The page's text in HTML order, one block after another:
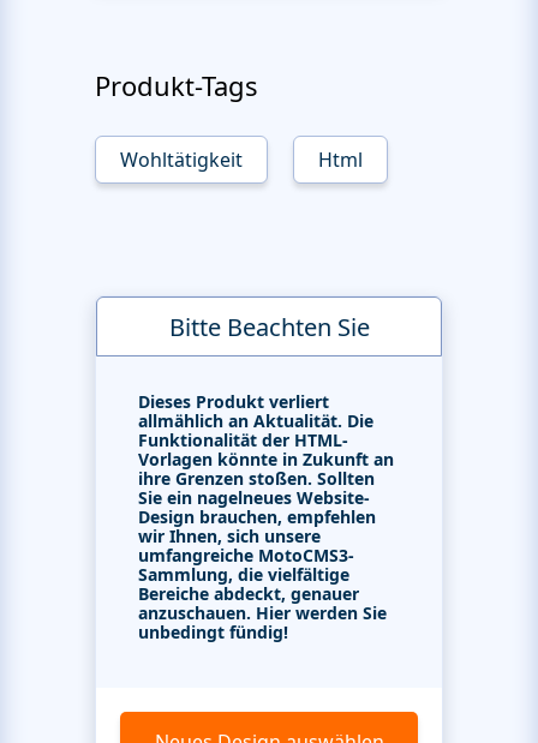
Produkt-Tags
Wohltätigkeit Html
Bitte Beachten Sie
Dieses Produkt verliert
allmählich an Aktualität. Die
Funktionalität der HTML-
Vorlagen könnte in Zukunft an
ihre Grenzen stoßen. Sollten
Sie ein nagelneues Website-
Design brauchen, empfehlen
wir Ihnen, sich unsere
umfangreiche MotoCMS3-
Sammlung, die vielfältige
Bereiche abdeckt, genauer
anzuschauen. Hier werden Sie
unbedingt fündig!